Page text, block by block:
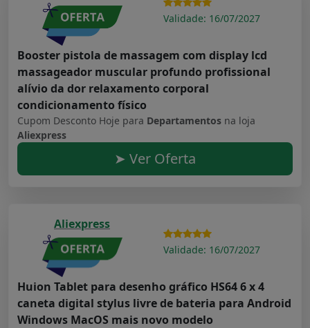
Validade: 16/07/2027
Booster pistola de massagem com display lcd
massageador muscular profundo profissional
alívio da dor relaxamento corporal
condicionamento físico
Cupom Desconto Hoje para Departamentos na loja
Aliexpress
➤ Ver Oferta
Aliexpress
Validade: 16/07/2027
Huion Tablet para desenho gráfico HS64 6 x 4
caneta digital stylus livre de bateria para Android
Windows MacOS mais novo modelo